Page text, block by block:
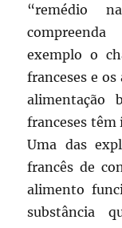
“remédio
exemplo o
franceses e
alimentação
franceses
Uma das
francês de
alimento
substância